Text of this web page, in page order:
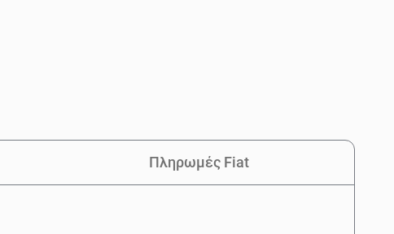
Πληρωμές Fiat